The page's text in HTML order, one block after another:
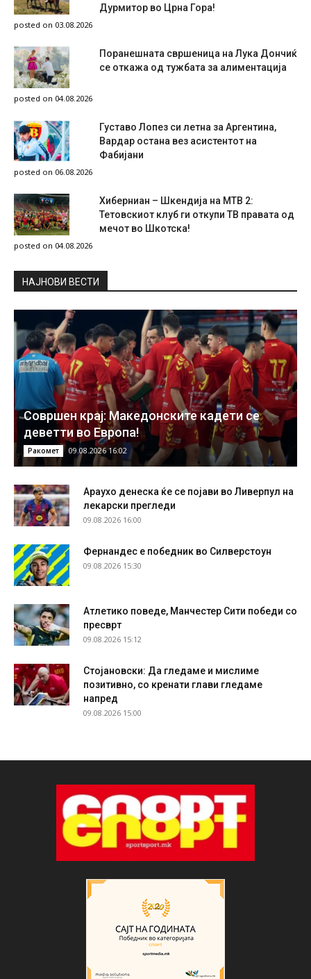
Дурмитор во Црна Гора!
posted on 03.08.2026
Поранешната свршеница на Лука Дончиќ
се откажа од тужбата за алиментација
posted on 04.08.2026
Густаво Лопез си летна за Аргентина,
Вардар остана вез асистентот на
Фабијани
posted on 06.08.2026
Хиберниан – Шкендија на МТВ 2:
Тетовскиот клуб ги откупи ТВ правата од
мечот во Шкотска!
posted on 04.08.2026
НAЈНОВИ ВЕСТИ
Совршен крај: Македонските кадети се
деветти во Европа!
Ракомет 09.08.2026 16:02
Араухо денеска ќе се појави во Ливерпул на
лекарски прегледи
09.08.2026 16:00
Фернандес е победник во Силверстоун
09.08.2026 15:30
Атлетико поведе, Манчестер Сити победи со
пресврт
09.08.2026 15:12
Стојановски: Да гледаме и мислиме
позитивно, со кренати глави гледаме
напред
09.08.2026 15:00